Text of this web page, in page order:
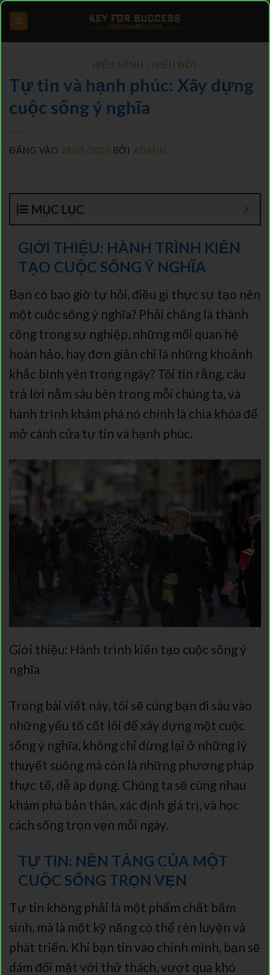
Bỏ
qua
HIỂU MÌNH - HIỂU ĐỜI
Tự tin và hạnh phúc: Xây dựng
cuộc sống ý nghĩa
ĐĂNG VÀO 28/09/2025 BỞI ADMIN
MỤC LỤC
GIỚI THIỆU: HÀNH TRÌNH KIẾN
TẠO CUỘC SỐNG Ý NGHĨA
Bạn có bao giờ tự hỏi, điều gì thực sự tạo nên
một cuộc sống ý nghĩa? Phải chăng là thành
công trong sự nghiệp, những mối quan hệ
hoàn hảo, hay đơn giản chỉ là những khoảnh
khắc bình yên trong ngày? Tôi tin rằng, câu
trả lời nằm sâu bên trong mỗi chúng ta, và
hành trình khám phá nó chính là chìa khóa để
mở cánh cửa tự tin và hạnh phúc.
Giới thiệu: Hành trình kiến tạo cuộc sống ý
nghĩa
Trong bài viết này, tôi sẽ cùng bạn đi sâu vào
những yếu tố cốt lõi để xây dựng một cuộc
sống ý nghĩa, không chỉ dừng lại ở những lý
thuyết suông mà còn là những phương pháp
thực tế, dễ áp dụng. Chúng ta sẽ cùng nhau
khám phá bản thân, xác định giá trị, và học
cách sống trọn vẹn mỗi ngày.
TỰ TIN: NỀN TẢNG CỦA MỘT
CUỘC SỐNG TRỌN VẸN
Tự tin không phải là một phẩm chất bẩm
sinh, mà là một kỹ năng có thể rèn luyện và
phát triển. Khi bạn tin vào chính mình, bạn sẽ
dám đối mặt với thử thách, vượt qua khó